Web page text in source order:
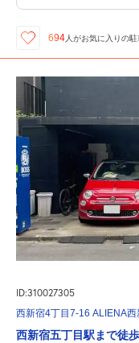
694人がお気に入りの駐
ID:310027305
西新宿4丁目7-16 ALIENA西
西新宿五丁目駅まで徒